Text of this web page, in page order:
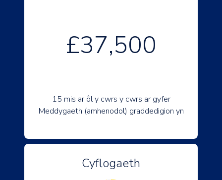
£37,500
15 mis ar ôl y cwrs y cwrs ar gyfer
Meddygaeth (amhenodol) graddedigion yn
Cyflogaeth